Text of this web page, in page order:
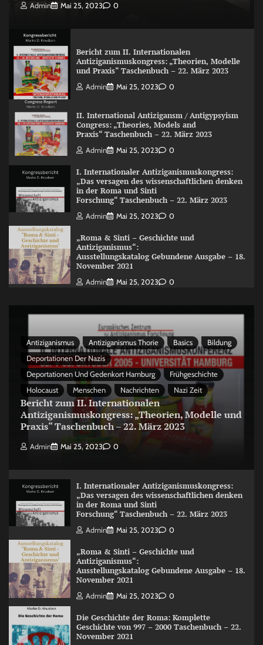
Admin Mai 25, 2023 0
Bericht zum II. Internationalen
Antiziganismuskongress: „Theorien, Modelle
und Praxis“ Taschenbuch – 22. März 2023
Admin Mai 25, 2023 0
II. International Antizigansm / Antigypsyism
Congress: „Theories, Models and
Praxis“ Taschenbuch – 22. März 2023
Admin Mai 25, 2023 0
I. Internationaler Antiziganismuskongress:
„Das versagen des wissenschaftlichen denken
in der Roma und Sinti
Forschung“ Taschenbuch – 22. März 2023
Admin Mai 25, 2023 0
„Roma & Sinti – Geschichte und
Antiziganismus“:
Ausstellungskatalog Gebundene Ausgabe – 18.
November 2021
Admin Mai 25, 2023 0
Antiziganismus Antiziganismus Thorie Basics
Bildung
Deportationen Der Nazis
Deportationen Und Gedenkort Hamburg
Frühgeschichte
Holocaust
Menschen Nachrichten Nazi Zeit
Bericht zum II. Internationalen
Antiziganismuskongress: „Theorien, Modelle und
Praxis“ Taschenbuch – 22. März 2023
Admin Mai 25, 2023 0
I. Internationaler Antiziganismuskongress:
„Das versagen des wissenschaftlichen denken
in der Roma und Sinti
Forschung“ Taschenbuch – 22. März 2023
Admin Mai 25, 2023 0
„Roma & Sinti – Geschichte und
Antiziganismus“:
Ausstellungskatalog Gebundene Ausgabe – 18.
November 2021
Admin Mai 25, 2023 0
Die Geschichte der Roma: Komplette
Geschichte von 997 – 2000 Taschenbuch – 22.
November 2021